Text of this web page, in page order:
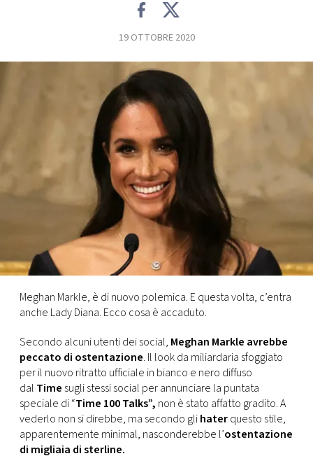
VIDEO
PRINCIPATO
DI
MONACO
RMC
CONSIGLIA
19 OTTOBRE 2020
Meghan Markle, è di nuovo polemica. E questa volta, c’entra
anche Lady Diana. Ecco cosa è accaduto.
Secondo alcuni utenti dei social, Meghan Markle avrebbe
peccato di ostentazione. Il look da miliardaria sfoggiato
per il nuovo ritratto ufficiale in bianco e nero diffuso
dal Time sugli stessi social per annunciare la puntata
speciale di “Time 100 Talks”, non è stato affatto gradito. A
vederlo non si direbbe, ma secondo glihaterquesto stile,
apparentemente minimal, nasconderebbe l’ostentazione
di migliaia di sterline.